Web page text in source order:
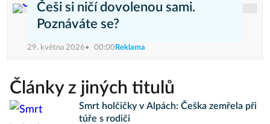
Češi si ničí dovolenou sami.
Poznáváte se?
29. května 2026 00:00 Reklama
Články z jiných titulů
Smrt holčičky v Alpách: Češka zemřela při
túře s rodiči